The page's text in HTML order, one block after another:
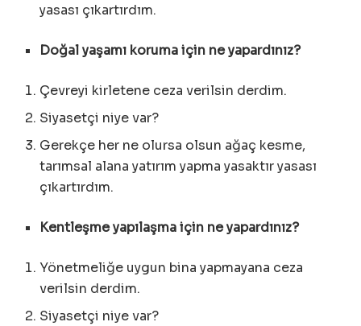
yasası çıkartırdım.
Doğal yaşamı koruma için ne yapardınız?
Çevreyi kirletene ceza verilsin derdim.
Siyasetçi niye var?
Gerekçe her ne olursa olsun ağaç kesme,
tarımsal alana yatırım yapma yasaktır yasası
çıkartırdım.
Kentleşme yapılaşma için ne yapardınız?
Yönetmeliğe uygun bina yapmayana ceza
verilsin derdim.
Siyasetçi niye var?